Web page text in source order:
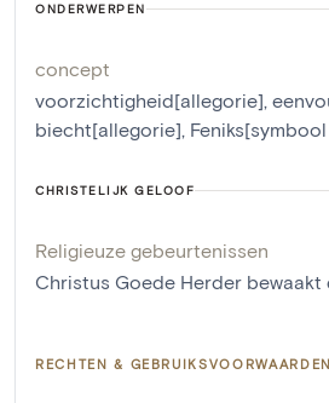
ONDERWERPEN
concept
voorzichtigheid[allegorie],
biecht[allegorie],
CHRISTELIJK GELOOF
Religieuze gebeurtenissen
Christus Goede Herder bewaakt
RECHTEN & GEBRUIKSVOORWAARDEN